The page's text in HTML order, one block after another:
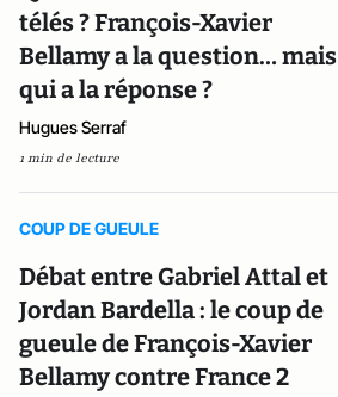
télés ? François-Xavier
Bellamy a la question… mais
qui a la réponse ?
Hugues Serraf
1 min de lecture
COUP DE GUEULE
Débat entre Gabriel Attal et
Jordan Bardella : le coup de
gueule de François-Xavier
Bellamy contre France 2